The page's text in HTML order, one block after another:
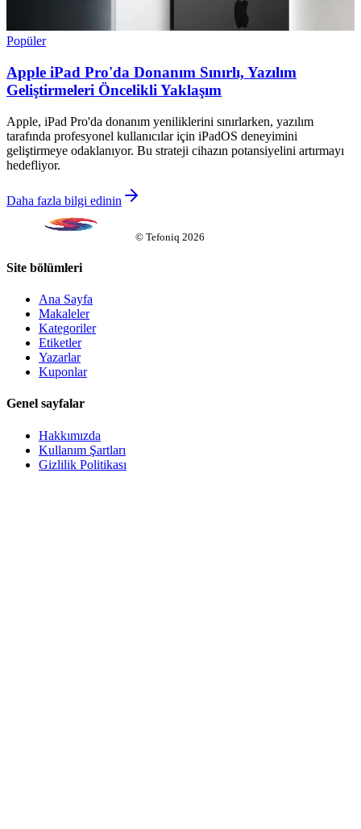
Popüler
Apple iPad Pro'da Donanım Sınırlı, Yazılım
Geliştirmeleri Öncelikli Yaklaşım
Apple, iPad Pro'da donanım yeniliklerini sınırlarken, yazılım
tarafında profesyonel kullanıcılar için iPadOS deneyimini
geliştirmeye odaklanıyor. Bu strateji cihazın potansiyelini artırmayı
hedefliyor.
Daha fazla bilgi edinin
© Tefoniq 2026
Site bölümleri
Ana Sayfa
Makaleler
Kategoriler
Etiketler
Yazarlar
Kuponlar
Genel sayfalar
Hakkımızda
Kullanım Şartları
Gizlilik Politikası